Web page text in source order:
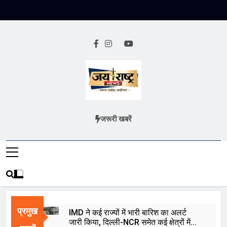
Jai Rashtra
हिंदी समाचार
जरूरी खबरें
प्रमुख
IMD ने कई राज्यों में भारी बारिश का अलर्ट
जारी किया, दिल्ली-NCR समेत कई क्षेत्रों में